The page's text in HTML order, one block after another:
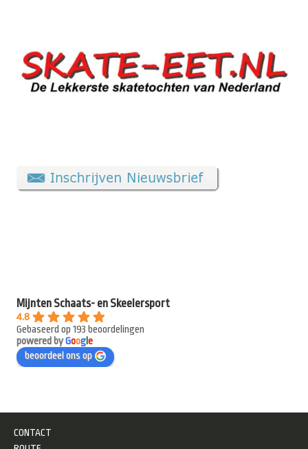
Mijnten Schaats- en Skeelersport
4.8
Gebaseerd op 193 beoordelingen
powered byGooge
beoordeel ons op
CONTACT